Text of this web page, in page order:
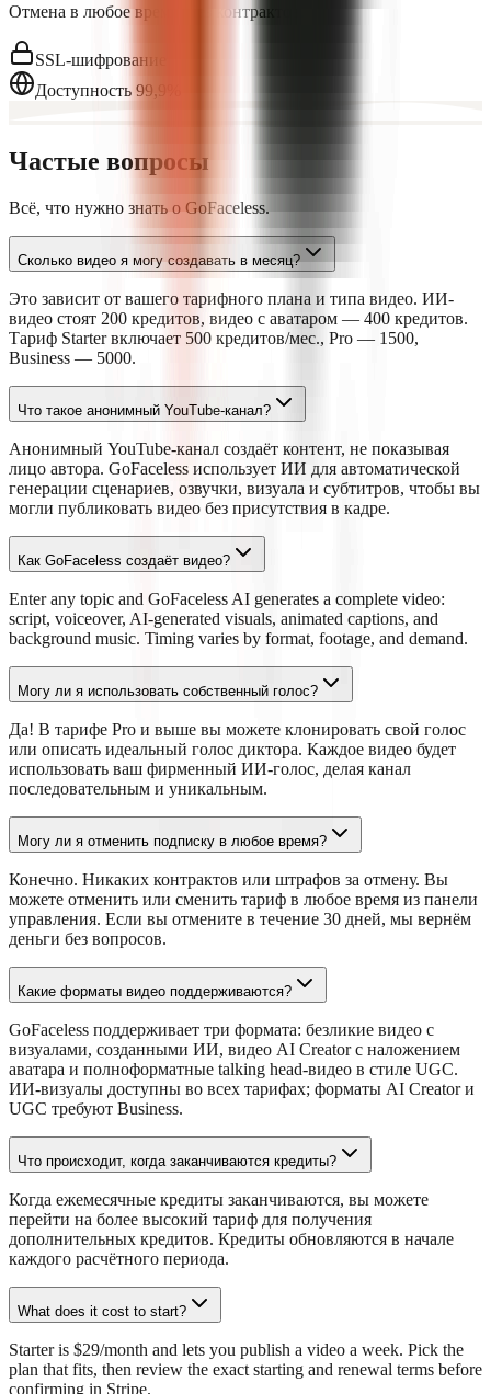
Отмена в любое время. Без контрактов.
SSL-шифрование
Доступность 99,9%
Частые вопросы
Всё, что нужно знать о GoFaceless.
Сколько видео я могу создавать в месяц?
Это зависит от вашего тарифного плана и типа видео. ИИ-
видео стоят 200 кредитов, видео с аватаром — 400 кредитов.
Тариф Starter включает 500 кредитов/мес., Pro — 1500,
Business — 5000.
Что такое анонимный YouTube-канал?
Анонимный YouTube-канал создаёт контент, не показывая
лицо автора. GoFaceless использует ИИ для автоматической
генерации сценариев, озвучки, визуала и субтитров, чтобы вы
могли публиковать видео без присутствия в кадре.
Как GoFaceless создаёт видео?
Enter any topic and GoFaceless AI generates a complete video:
script, voiceover, AI-generated visuals, animated captions, and
background music. Timing varies by format, footage, and demand.
Могу ли я использовать собственный голос?
Да! В тарифе Pro и выше вы можете клонировать свой голос
или описать идеальный голос диктора. Каждое видео будет
использовать ваш фирменный ИИ-голос, делая канал
последовательным и уникальным.
Могу ли я отменить подписку в любое время?
Конечно. Никаких контрактов или штрафов за отмену. Вы
можете отменить или сменить тариф в любое время из панели
управления. Если вы отмените в течение 30 дней, мы вернём
деньги без вопросов.
Какие форматы видео поддерживаются?
GoFaceless поддерживает три формата: безликие видео с
визуалами, созданными ИИ, видео AI Creator с наложением
аватара и полноформатные talking head-видео в стиле UGC.
ИИ-визуалы доступны во всех тарифах; форматы AI Creator и
UGC требуют Business.
Что происходит, когда заканчиваются кредиты?
Когда ежемесячные кредиты заканчиваются, вы можете
перейти на более высокий тариф для получения
дополнительных кредитов. Кредиты обновляются в начале
каждого расчётного периода.
What does it cost to start?
Starter is $29/month and lets you publish a video a week. Pick the
plan that fits, then review the exact starting and renewal terms before
confirming in Stripe.